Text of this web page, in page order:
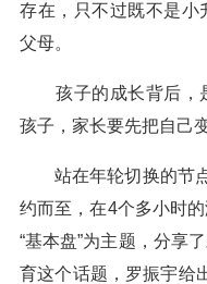
存在，只不过既不是小
父母。
孩子的成长背后，
孩子，家长要先把自己
站在年轮切换的节点
约而至，在4个多小时
“基本盘”为主题，分享
育这个话题，罗振宇给